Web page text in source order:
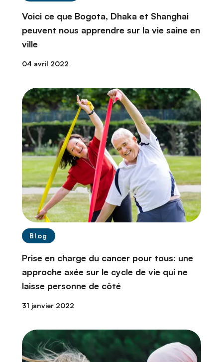
Voici ce que Bogota, Dhaka et Shanghai
peuvent nous apprendre sur la vie saine en
ville
04 avril 2022
Blog
Prise en charge du cancer pour tous: une
approche axée sur le cycle de vie qui ne
laisse personne de côté
31 janvier 2022